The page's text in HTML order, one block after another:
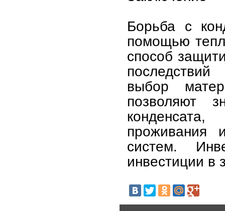
Борьба с
помощью
способ
выбор
позволяют
проживания
систем.
инвестиции в